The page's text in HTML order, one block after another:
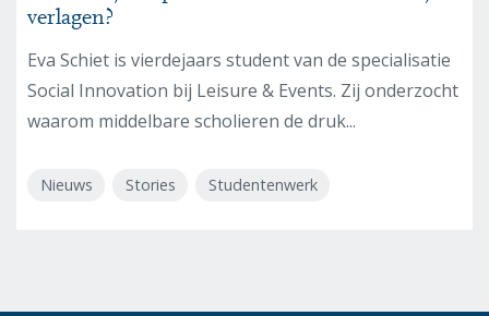
verlagen?
Eva Schiet is vierdejaars student van de specialisatie
Social Innovation bij Leisure & Events. Zij onderzocht
waarom middelbare scholieren de druk...
Nieuws Stories Studentenwerk